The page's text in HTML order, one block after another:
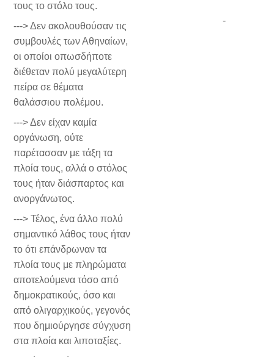
τους το στόλο τους.
---> Δεν ακολουθούσαν τις
συμβουλές των Αθηναίων,
οι οποίοι οπωσδήποτε
διέθεταν πολύ μεγαλύτερη
πείρα σε θέματα
θαλάσσιου πολέμου.
---> Δεν είχαν καμία
οργάνωση, ούτε
παρέτασσαν με τάξη τα
πλοία τους, αλλά ο στόλος
τους ήταν διάσπαρτος και
ανοργάνωτος.
---> Τέλος, ένα άλλο πολύ
σημαντικό λάθος τους ήταν
το ότι επάνδρωναν τα
πλοία τους με πληρώματα
αποτελούμενα τόσο από
δημοκρατικούς, όσο και
από ολιγαρχικούς, γεγονός
που δημιούργησε σύγχυση
στα πλοία και λιποταξίες.
-